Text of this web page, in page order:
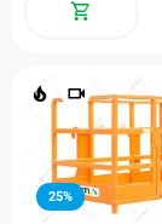
25%